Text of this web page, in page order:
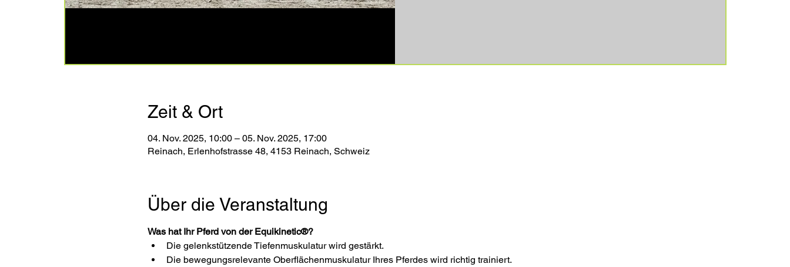
Zeit & Ort
04. Nov. 2025, 10:00 – 05. Nov. 2025, 17:00
Reinach, Erlenhofstrasse 48, 4153 Reinach, Schweiz
Über die Veranstaltung
Was hat Ihr Pferd von der Equikinetic®?
Die gelenkstützende Tiefenmuskulatur wird gestärkt.
Die bewegungsrelevante Oberflächenmuskulatur Ihres Pferdes wird richtig trainiert.